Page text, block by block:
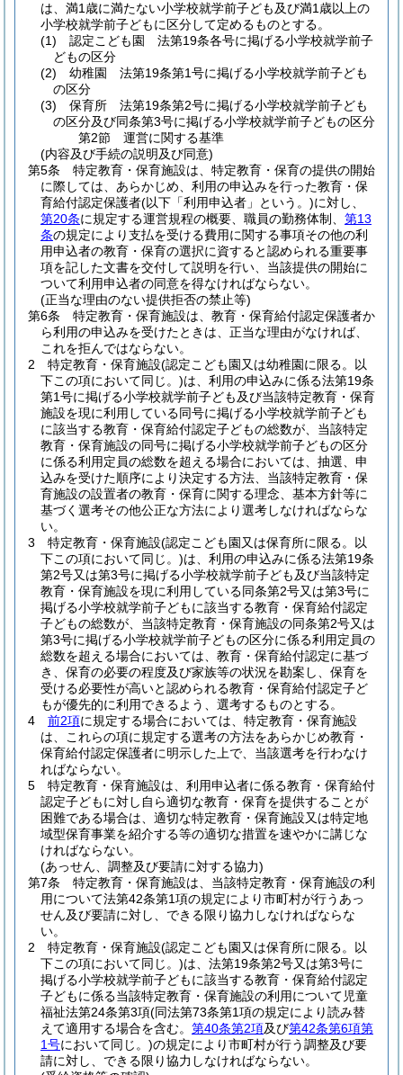
は、満1歳に満たない小学校就学前子ども及び満1歳以上の
小学校就学前子どもに区分して定めるものとする。
(1)
認定こども園 法第19条各号に掲げる小学校就学前子
どもの区分
(2)
幼稚園 法第19条第1号に掲げる小学校就学前子ども
の区分
(3)
保育所 法第19条第2号に掲げる小学校就学前子ども
の区分及び同条第3号に掲げる小学校就学前子どもの区分
第2節
運営に関する基準
(内容及び手続の説明及び同意)
第5条
特定教育・保育施設は、特定教育・保育の提供の開始
に際しては、あらかじめ、利用の申込みを行った教育・保
育給付認定保護者(以下「利用申込者」という。)に対し、
第20条に規定する運営規程の概要、職員の勤務体制、 第13
条の規定により支払を受ける費用に関する事項その他の利
用申込者の教育・保育の選択に資すると認められる重要事
項を記した文書を交付して説明を行い、当該提供の開始に
ついて利用申込者の同意を得なければならない。
(正当な理由のない提供拒否の禁止等)
第6条
特定教育・保育施設は、教育・保育給付認定保護者か
ら利用の申込みを受けたときは、正当な理由がなければ、
これを拒んではならない。
2
特定教育・保育施設(認定こども園又は幼稚園に限る。以
下この項において同じ。)は、利用の申込みに係る法第19条
第1号に掲げる小学校就学前子ども及び当該特定教育・保育
施設を現に利用している同号に掲げる小学校就学前子ども
に該当する教育・保育給付認定子どもの総数が、当該特定
教育・保育施設の同号に掲げる小学校就学前子どもの区分
に係る利用定員の総数を超える場合においては、抽選、申
込みを受けた順序により決定する方法、当該特定教育・保
育施設の設置者の教育・保育に関する理念、基本方針等に
基づく選考その他公正な方法により選考しなければならな
い。
3
特定教育・保育施設(認定こども園又は保育所に限る。以
下この項において同じ。)は、利用の申込みに係る法第19条
第2号又は第3号に掲げる小学校就学前子ども及び当該特定
教育・保育施設を現に利用している同条第2号又は第3号に
掲げる小学校就学前子どもに該当する教育・保育給付認定
子どもの総数が、当該特定教育・保育施設の同条第2号又は
第3号に掲げる小学校就学前子どもの区分に係る利用定員の
総数を超える場合においては、教育・保育給付認定に基づ
き、保育の必要の程度及び家族等の状況を勘案し、保育を
受ける必要性が高いと認められる教育・保育給付認定子ど
もが優先的に利用できるよう、選考するものとする。
4
前2項に規定する場合においては、特定教育・保育施設
は、これらの項に規定する選考の方法をあらかじめ教育・
保育給付認定保護者に明示した上で、当該選考を行わなけ
ればならない。
5
特定教育・保育施設は、利用申込者に係る教育・保育給付
認定子どもに対し自ら適切な教育・保育を提供することが
困難である場合は、適切な特定教育・保育施設又は特定地
域型保育事業を紹介する等の適切な措置を速やかに講じな
ければならない。
(あっせん、調整及び要請に対する協力)
第7条
特定教育・保育施設は、当該特定教育・保育施設の利
用について法第42条第1項の規定により市町村が行うあっ
せん及び要請に対し、できる限り協力しなければならな
い。
2
特定教育・保育施設(認定こども園又は保育所に限る。以
下この項において同じ。)は、法第19条第2号又は第3号に
掲げる小学校就学前子どもに該当する教育・保育給付認定
子どもに係る当該特定教育・保育施設の利用について児童
福祉法第24条第3項(同法第73条第1項の規定により読み替
えて適用する場合を含む。 第40条第2項及び第42条第6項第
1号において同じ。)の規定により市町村が行う調整及び要
請に対し、できる限り協力しなければならない。